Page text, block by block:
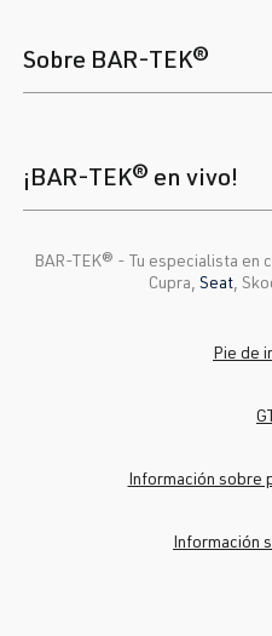
Sobre BAR-TEK®
¡BAR-TEK® en vivo!
BAR-TEK®️ - Tu especialista en
Cupra, Seat,
Pie de
Información sobre
Información